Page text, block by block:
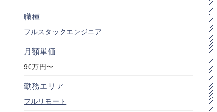
職種
フルスタックエンジニア
月額単価
90万円〜
勤務エリア
フルリモート